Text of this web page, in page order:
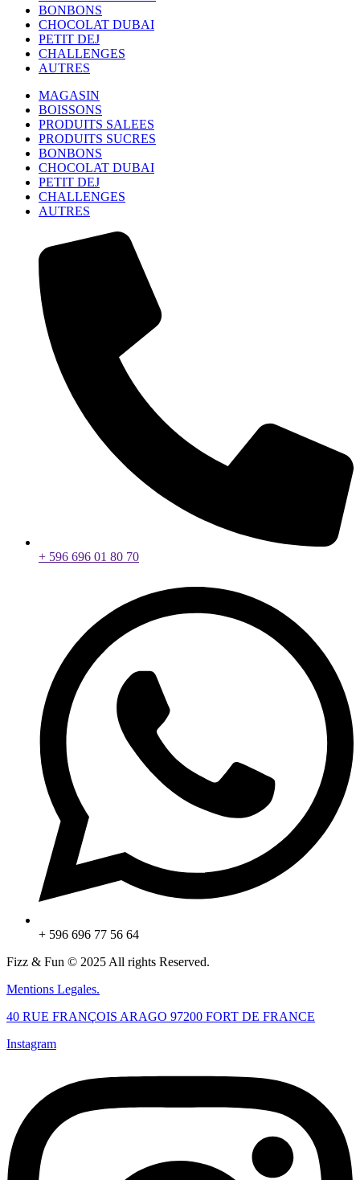
BONBONS
CHOCOLAT DUBAI
PETIT DEJ
CHALLENGES
AUTRES
MAGASIN
BOISSONS
PRODUITS SALEES
PRODUITS SUCRES
BONBONS
CHOCOLAT DUBAI
PETIT DEJ
CHALLENGES
AUTRES
+ 596 696 01 80 70
+ 596 696 77 56 64
Fizz & Fun © 2025 All rights Reserved.
Mentions Legales.
40 RUE FRANÇOIS ARAGO 97200 FORT DE FRANCE
Instagram